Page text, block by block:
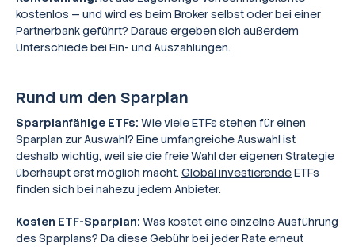
kostenlos — und wird es beim Broker selbst oder bei einer
Partnerbank geführt? Daraus ergeben sich außerdem
Unterschiede bei Ein- und Auszahlungen.
Rund um den Sparplan
Sparplanfähige ETFs: Wie viele ETFs stehen für einen
Sparplan zur Auswahl? Eine umfangreiche Auswahl ist
deshalb wichtig, weil sie die freie Wahl der eigenen Strategie
überhaupt erst möglich macht. Global investierendeETFs
finden sich bei nahezu jedem Anbieter.
Kosten ETF-Sparplan: Was kostet eine einzelne Ausführung
des Sparplans? Da diese Gebühr bei jeder Rate erneut